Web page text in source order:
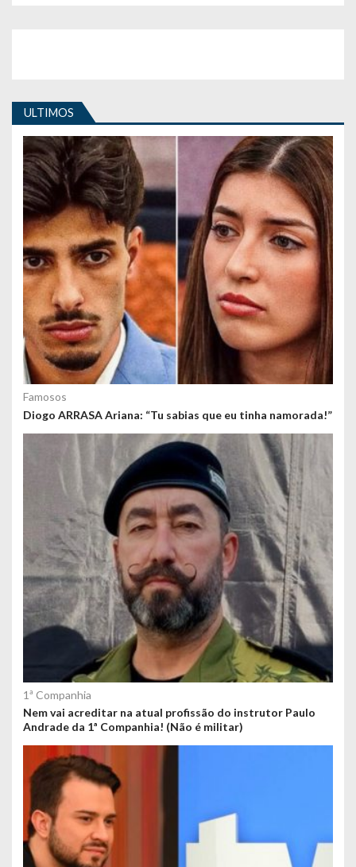
i
g
o
s
ULTIMOS
Famosos
Diogo ARRASA Ariana: “Tu sabias que eu tinha namorada!”
1ª Companhia
Nem vai acreditar na atual profissão do instrutor Paulo
Andrade da 1ª Companhia! (Não é militar)